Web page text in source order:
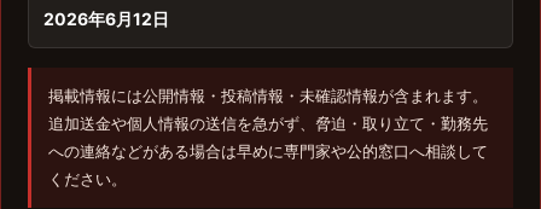
2026年6月12日
掲載情報には公開情報・投稿情報・未確認情報が含まれます。
追加送金や個人情報の送信を急がず、脅迫・取り立て・勤務先
への連絡などがある場合は早めに専門家や公的窓口へ相談して
ください。